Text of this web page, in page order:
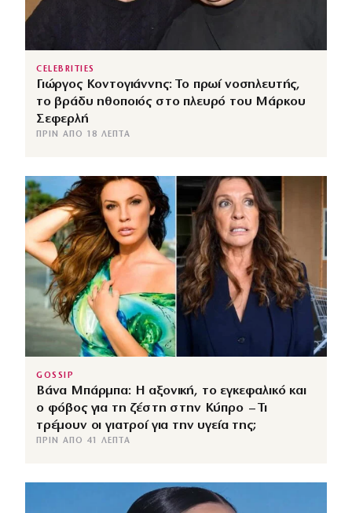
CELEBRITIES
Γιώργος Κοντογιάννης: Το πρωί νοσηλευτής,
το βράδυ ηθοποιός στο πλευρό του Μάρκου
Σεφερλή
ΠΡΙΝ ΑΠΌ 18 ΛΕΠΤΆ
GOSSIP
Βάνα Μπάρμπα: Η αξονική, το εγκεφαλικό και
ο φόβος για τη ζέστη στην Κύπρο – Τι
τρέμουν οι γιατροί για την υγεία της;
ΠΡΙΝ ΑΠΌ 41 ΛΕΠΤΆ